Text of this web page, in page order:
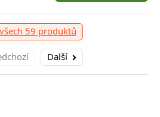
59 produktů
Další